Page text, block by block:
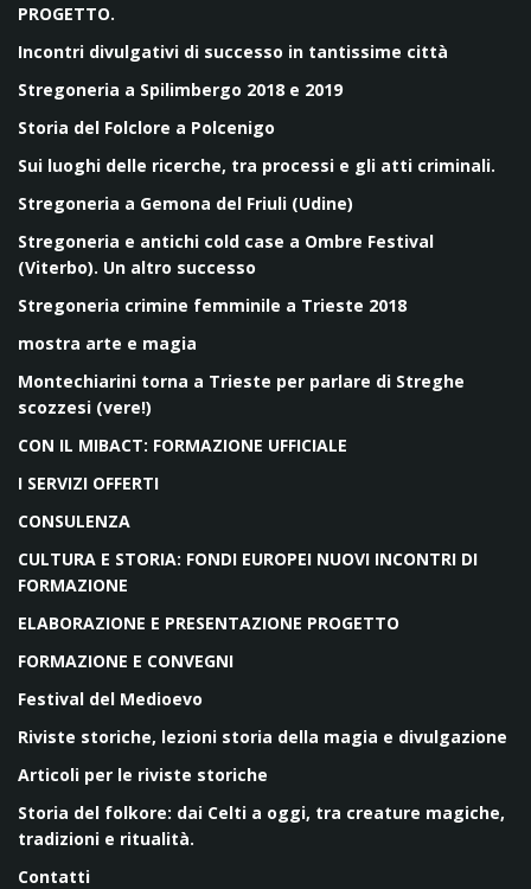
PROGETTO.
Incontri divulgativi di successo in tantissime città
Stregoneria a Spilimbergo 2018 e 2019
Storia del Folclore a Polcenigo
Sui luoghi delle ricerche, tra processi e gli atti criminali.
Stregoneria a Gemona del Friuli (Udine)
Stregoneria e antichi cold case a Ombre Festival
(Viterbo). Un altro successo
Stregoneria crimine femminile a Trieste 2018
mostra arte e magia
Montechiarini torna a Trieste per parlare di Streghe
scozzesi (vere!)
CON IL MIBACT: FORMAZIONE UFFICIALE
I SERVIZI OFFERTI
CONSULENZA
CULTURA E STORIA: FONDI EUROPEI NUOVI INCONTRI DI
FORMAZIONE
ELABORAZIONE E PRESENTAZIONE PROGETTO
FORMAZIONE E CONVEGNI
Festival del Medioevo
Riviste storiche, lezioni storia della magia e divulgazione
Articoli per le riviste storiche
Storia del folkore: dai Celti a oggi, tra creature magiche,
tradizioni e ritualità.
Contatti